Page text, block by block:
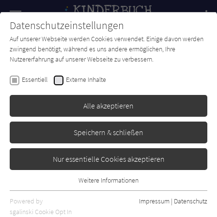
SUCHE Forum Charts Newsletter
Jonny Lambert
Der kleine Wal und das große
Dorling Kindersley
Datenschutzeinstellungen
Auf unserer Webseite werden Cookies verwendet. Einige davon werden
zwingend benötigt, während es uns andere ermöglichen, Ihre
Nutzererfahrung auf unserer Webseite zu verbessern.
Essentiell Externe Inhalte
Alle akzeptieren
Speichern & schließen
Nur essentielle Cookies akzeptieren
Essentielle Cookies werden für grundlegende Funktionen der
Webseite benötigt. Dadurch ist gewährleistet, dass die Webseite
Weitere Informationen
Powered by
sgalinski Cookie Opt In
Impressum | Datenschutz